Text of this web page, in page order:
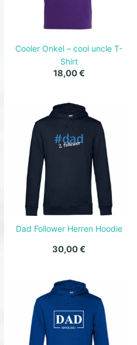
Cooler Onkel – cool uncle T-
Shirt
18,00€
Dad Follower Herren Hoodie
30,00€